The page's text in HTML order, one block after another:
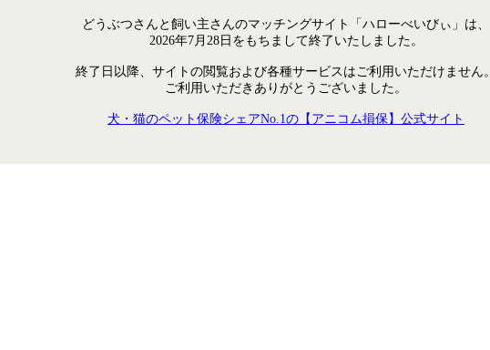
どうぶつさんと飼い主さんのマッチングサイト「ハローべいびぃ」は、
2026年7月28日をもちまして終了いたしました。
終了日以降、サイトの閲覧および各種サービスはご利用いただけません
ご利用いただきありがとうございました。
犬・猫のペット保険シェアNo.1の【アニコム損保】公式サイト